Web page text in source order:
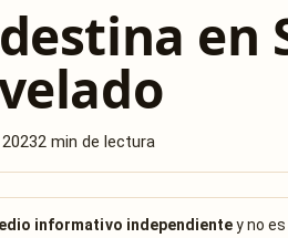
en
2 min de lectura
informativo independientey no